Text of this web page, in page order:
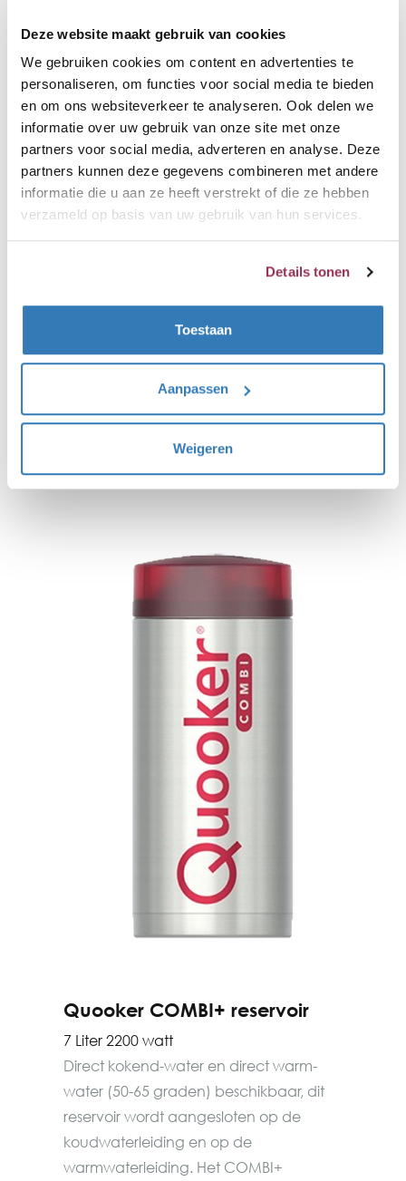
Deze website maakt gebruik van cookies
We gebruiken cookies om content en advertenties te
personaliseren, om functies voor social media te bieden
en om ons websiteverkeer te analyseren. Ook delen we
informatie over uw gebruik van onze site met onze
partners voor social media, adverteren en analyse. Deze
partners kunnen deze gegevens combineren met andere
informatie die u aan ze heeft verstrekt of die ze hebben
verzameld op basis van uw gebruik van hun services.
Details tonen
Toestaan
Aanpassen
Weigeren
Quooker COMBI reservoir
7 Liter 2200 watt
Direct kokend-water en direct warm-
water (50-65 graden) beschikbaar, dit
reservoir wordt aangesloten op de
koudwaterleiding. Het COMBI reservoir
heeft een inhoud van 7 Liter en heeft
een vermogen van 2200 watt, dit
reservoir levert naast kokendwater ook
echter leegraken, de benodigde
opwarmtijd is dan ongeveer 15 minuten.
Quooker COMBI+ reservoir
7 Liter 2200 watt
Direct kokend-water en direct warm-
water (50-65 graden) beschikbaar, dit
reservoir wordt aangesloten op de
koudwaterleiding en op de
warmwaterleiding. Het COMBI+